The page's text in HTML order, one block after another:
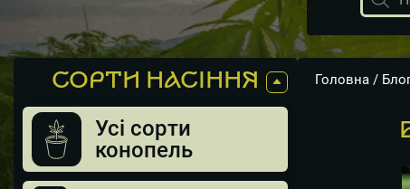
СОРТИ НАСІННЯ
Усі сорти
конопель
Головна/